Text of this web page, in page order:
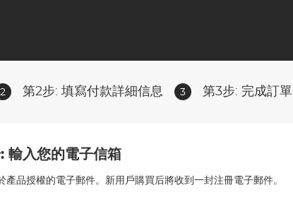
2 第2步: 填寫付款詳細信息 3 第3步: 完成訂單
輸入您的電子信箱
產品授權的電子郵件。新用戶購買后將收到一封注冊電子郵件。